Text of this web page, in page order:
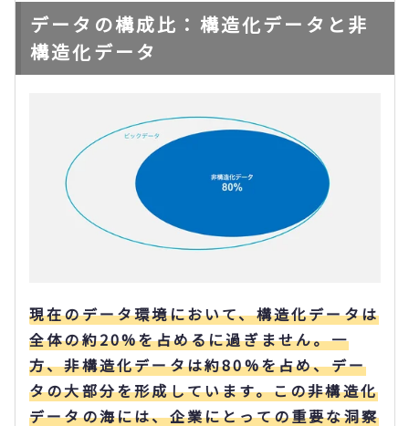
データの構成比：構造化データと非
構造化データ
現在のデータ環境において、構造化データは
全体の約20%を占めるに過ぎません。一
方、非構造化データは約80%を占め、デー
タの大部分を形成しています。この非構造化
データの海には、企業にとっての重要な洞察